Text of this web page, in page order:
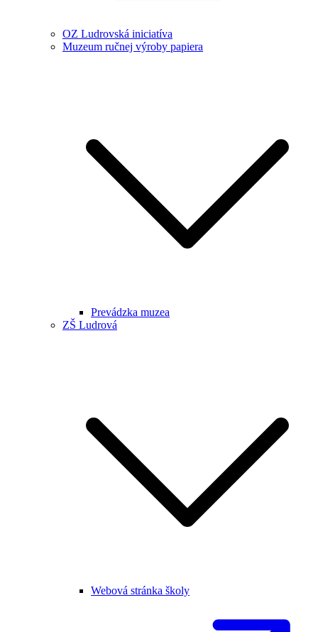
OZ Ludrovská iniciatíva
Muzeum ručnej výroby papiera
Prevádzka muzea
ZŠ Ludrová
Webová stránka školy